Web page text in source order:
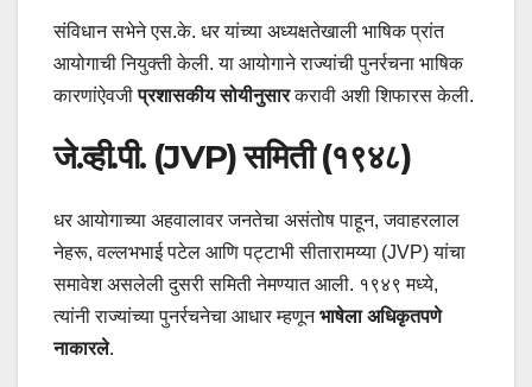
संविधान सभेने एस.के. धर यांच्या अध्यक्षतेखाली भाषिक प्रांत
आयोगाची नियुक्ती केली. या आयोगाने राज्यांची पुनर्रचना भाषिक
कारणांऐवजीप्रशासकीय सोयीनुसारकरावी अशी शिफारस केली.
जे.व्ही.पी. (JVP) समिती (१९४८)
धर आयोगाच्या अहवालावर जनतेचा असंतोष पाहून, जवाहरलाल
नेहरू, वल्लभभाई पटेल आणि पट्टाभी सीतारामय्या (JVP) यांचा
समावेश असलेली दुसरी समिती नेमण्यात आली. १९४९ मध्ये,
त्यांनी राज्यांच्या पुनर्रचनेचा आधार म्हणूनभाषेला अधिकृतपणे
नाकारले.